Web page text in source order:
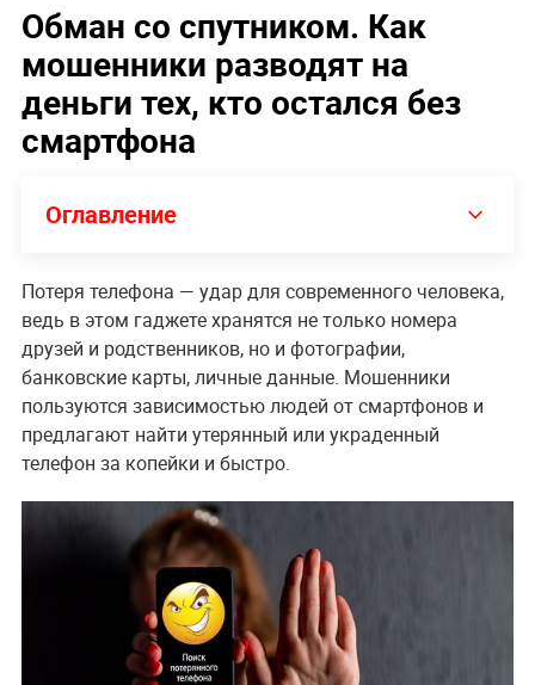
Обман со спутником. Как
мошенники разводят на
деньги тех, кто остался без
смартфона
Оглавление
Потеря телефона — удар для современного человека,
ведь в этом гаджете хранятся не только номера
друзей и родственников, но и фотографии,
банковские карты, личные данные. Мошенники
пользуются зависимостью людей от смартфонов и
предлагают найти утерянный или украденный
телефон за копейки и быстро.